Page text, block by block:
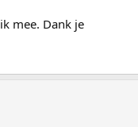
mee. Dank je